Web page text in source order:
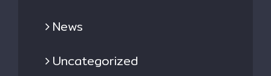
News
Uncategorized